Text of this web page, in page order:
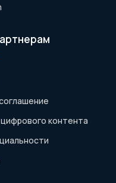
контента